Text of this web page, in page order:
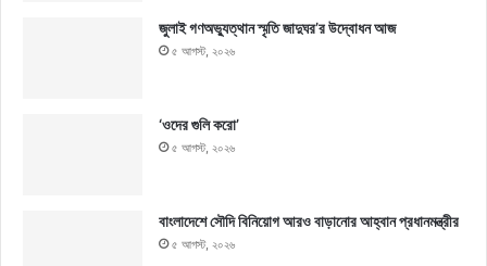
জুলাই গণঅভ্যুত্থান স্মৃতি জাদুঘর’র উদ্বোধন আজ
৫ আগস্ট, ২০২৬
‘ওদের গুলি করো’
৫ আগস্ট, ২০২৬
বাংলাদেশে সৌদি বিনিয়োগ আরও বাড়ানোর আহ্বান প্রধানমন্ত্রীর
৫ আগস্ট, ২০২৬